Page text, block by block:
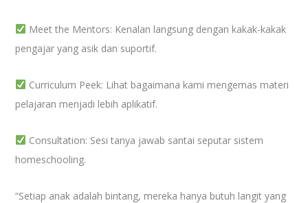
Meet the Mentors: Kenalan langsung dengan kakak-kakak
pengajar yang asik dan suportif.
Curriculum Peek: Lihat bagaimana kami mengemas materi
pelajaran menjadi lebih aplikatif.
Consultation: Sesi tanya jawab santai seputar sistem
homeschooling.
“Setiap anak adalah bintang, mereka hanya butuh langit yang